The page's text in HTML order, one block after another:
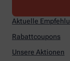
Aktuelle
Rabattcoupons
Unsere Aktionen